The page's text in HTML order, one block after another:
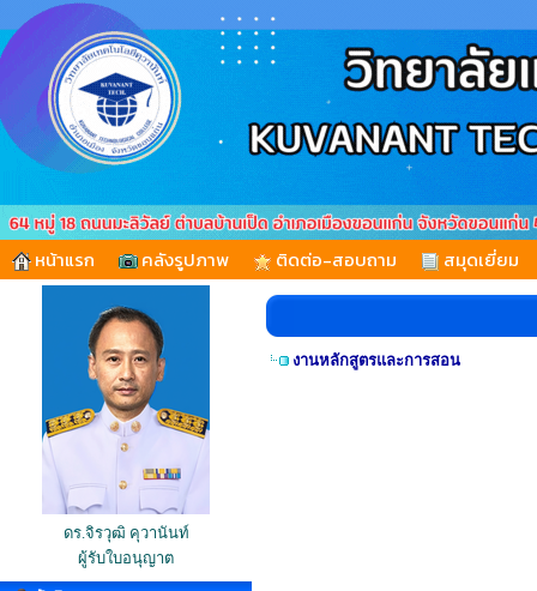
หน้าแรก คลังรูปภาพ ติดต่อ-สอบถาม สมุดเยี่ยม
ดร.จิรวุฒิ คุวานันท์
ผู้รับใบอนุญาต
งานหลักสูตรและการสอน